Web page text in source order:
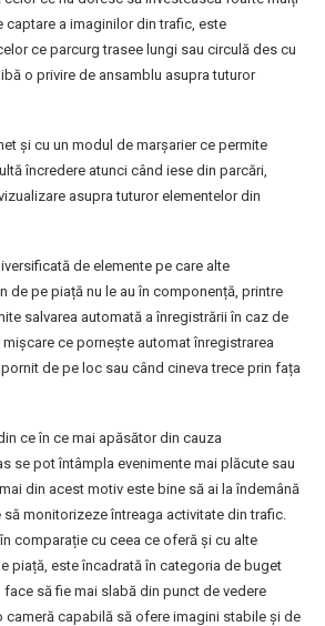
a imaginilor din trafic, este
ce parcurg trasee lungi sau circulă des cu
o privire de ansamblu asupra tuturor
și cu un modul de marșarier ce permite
încredere atunci când iese din parcări,
asupra tuturor elementelor din
de elemente pe care alte
de pe piață nu le au în componență, printre
salvarea automată a înregistrării în caz de
ce pornește automat înregistrarea
de pe loc sau când cineva trece prin fața
ce în ce mai apăsător din cauza
se pot întâmpla evenimente mai plăcute sau
din acest motiv este bine să ai la îndemână
monitorizeze întreaga activitate din trafic.
comparație cu ceea ce oferă și cu alte
piață, este încadrată în categoria de buget
să fie mai slabă din punct de vedere
cameră capabilă să ofere imagini stabile și de